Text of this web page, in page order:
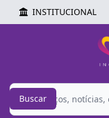
INSTITUCIONAL
Buscar